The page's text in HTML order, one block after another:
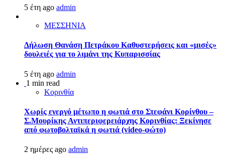
5 έτη ago admin
ΜΕΣΣΗΝΙΑ
Δήλωση Θανάση Πετράκου Καθυστερήσεις και «μισές»
δουλειές για το λιμάνι της Κυπαρισσίας
5 έτη ago admin
1 min read
Κορινθία
Χωρίς ενεργό μέτωπο η φωτιά στο Στεφάνι Κορίνθου –
Σ.Μουρίκης Αντιπεριφερειάρχης Κορινθίας: Ξεκίνησε
από φωτοβολταϊκά η φωτιά (video-φώτο)
2 ημέρες ago admin